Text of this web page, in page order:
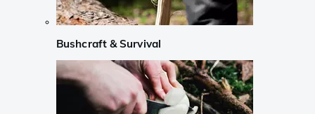
Bushcraft & Survival